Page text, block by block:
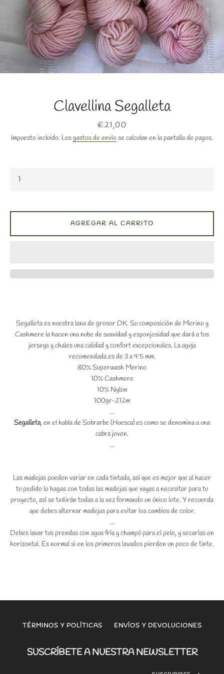
Clavellina Segalleta
Precio
€21,00
Impuesto incluido. Losgastos de envíose calculan en la pantalla de pagos.
Segalleta es nuestra lana de grosor DK. Su composición de Merino y
Cashmere la hacen una nube de suavidad y esponjosidad que dará a tus
jerseys y chales una calidad y confort excepcionales. La aguja
recomendada es de 3 a 4'5 mm.
80% Superwash Merino
10% Cashmere
10% Nylon
100gr-212m
...
Segalleta, en el habla de Sobrarbe (Huesca) es como se denomina a una
cabra joven.
...
Las madejas pueden variar en cada tintada, así que es mejor que al hacer
tu pedido lo hagas con todas las madejas que vayas a necesitar para tu
proyecto, así se teñirán todas a la vez formando un único lote. Y recuerda
que debes alternar madejas para evitar los cambios de color.
...
Debes lavar tus prendas con agua fría y champú para el pelo, y secarlas en
horizontal. Es normal si en los primeros lavados pierden un poco de tinte.
AGREGAR AL CARRITO
TÉRMINOS Y POLÍTICAS ENVÍOS Y DEVOLUCIONES
SUSCRÍBETE A NUESTRA NEWSLETTER